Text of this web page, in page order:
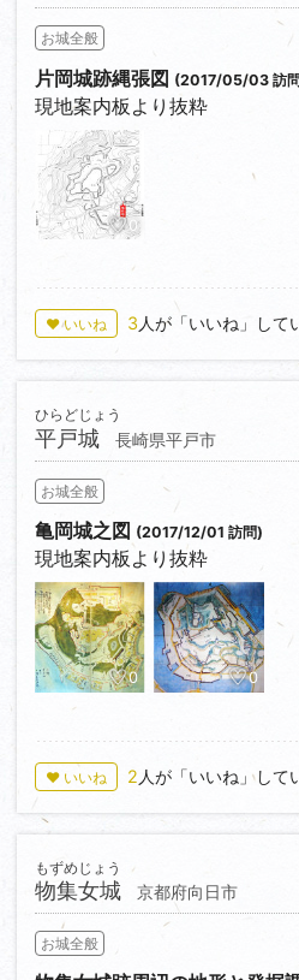
お城全般
片岡城跡縄張図 (2017/05/03 訪
現地案内板より抜粋
0
♥ いいね 3 人が「いいね」して
平戸城
ひらどじょう
長崎県平戸市
お城全般
亀岡城之図 (2017/12/01 訪問)
現地案内板より抜粋
0 0
♥ いいね 2 人が「いいね」して
物集女城
もずめじょう
京都府向日市
お城全般